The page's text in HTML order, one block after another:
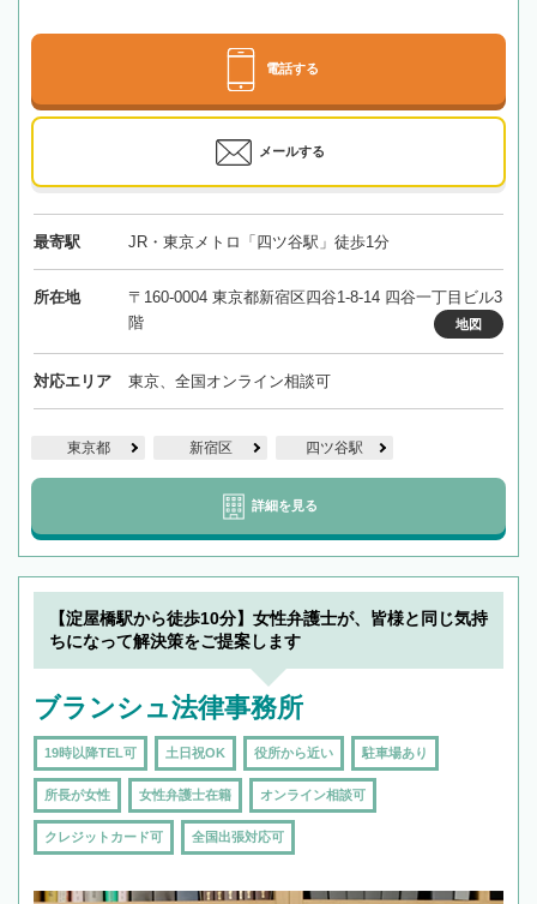
電話する
メールする
最寄駅 JR・東京メトロ「四ツ谷駅」徒歩1分
所在地
〒160-0004 東京都新宿区四谷1-8-14 四谷一丁目ビル3
階
地図
対応エリア 東京、全国オンライン相談可
東京都 新宿区 四ツ谷駅
詳細を見る
【淀屋橋駅から徒歩10分】女性弁護士が、皆様と同じ気持
ちになって解決策をご提案します
ブランシュ法律事務所
19時以降TEL可 土日祝OK 役所から近い 駐車場あり
所長が女性 女性弁護士在籍 オンライン相談可
クレジットカード可 全国出張対応可